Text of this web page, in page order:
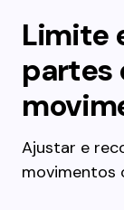
Limite
partes
Ajustar e
movimentos